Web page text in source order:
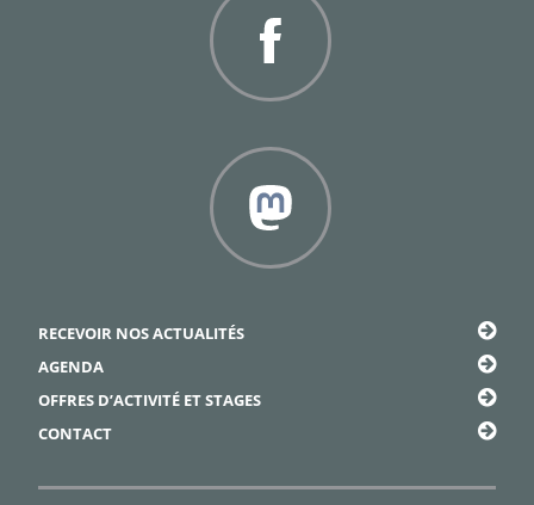
RECEVOIR NOS ACTUALITÉS
AGENDA
OFFRES D’ACTIVITÉ ET STAGES
CONTACT